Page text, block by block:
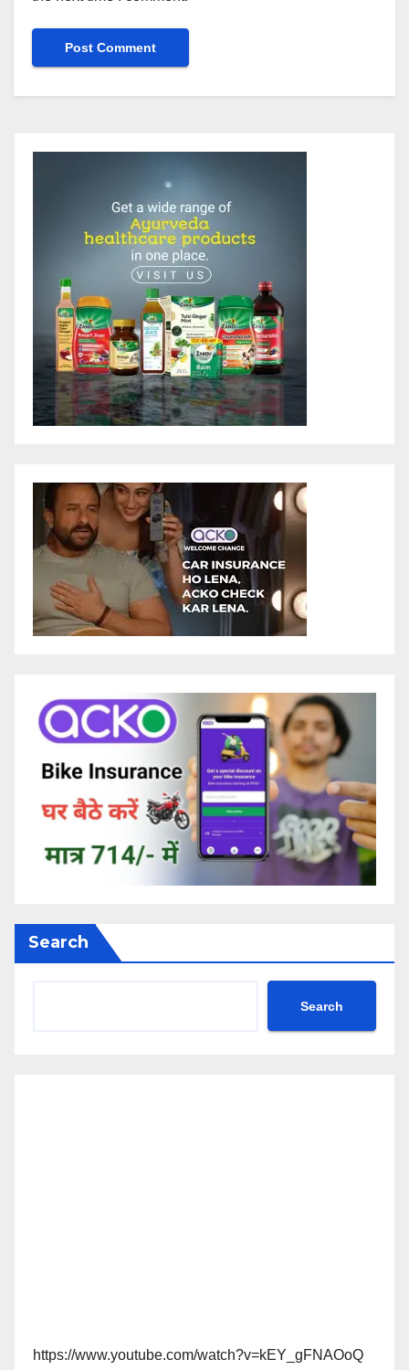
Search
Search
https://www.youtube.com/watch?v=kEY_gFNAOoQ